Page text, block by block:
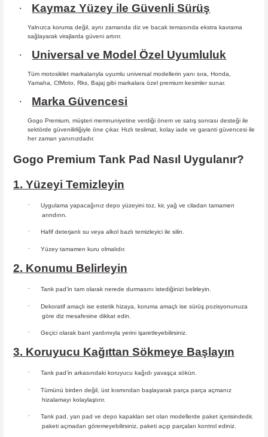
· Kaymaz Yüzey ile Güvenli Sürüş
Yalnızca koruma değil, aynı zamanda diz ve bacak temasında ekstra kavrama
sağlayarak virajlarda güveni artırır.
· Universal ve Model Özel Uyumluluk
Tüm motosiklet markalarıyla uyumlu universal modellerin yanı sıra, Honda,
Yamaha, CfMoto, Rks, Bajaj gibi markalara özel premium kesimler sunar.
· Marka Güvencesi
Gogo Premium, müşteri memnuniyetine verdiği önem ve satış sonrası desteği ile
sektörde güvenilirliğiyle öne çıkar. Hızlı teslimat, kolay iade ve garanti güvencesi ile
her zaman yanınızdadır.
Gogo Premium Tank Pad Nasıl Uygulanır?
1. Yüzeyi Temizleyin
·
Uygulama yapacağınız depo yüzeyini toz, kir, yağ ve ciladan tamamen
arındırın.
· Hafif deterjanlı su veya alkol bazlı temizleyici ile silin.
· Yüzey tamamen kuru olmalıdır.
2. Konumu Belirleyin
· Tank pad’in tam olarak nerede durmasını istediğinizi belirleyin.
· Dekoratif amaçlı ise estetik hizaya, koruma amaçlı ise sürüş pozisyonunuza
göre diz mesafesine dikkat edin.
· Geçici olarak bant yardımıyla yerini işaretleyebilirsiniz.
3. Koruyucu Kağıttan Sökmeye Başlayın
· Tank pad’in arkasındaki koruyucu kağıdı yavaşça sökün.
·
Tümünü birden değil, üst kısmından başlayarak parça parça açmanız
hizalamayı kolaylaştırır.
·
Tank pad, yan pad ve depo kapakları set olan modellerde paket içerisindedir,
paketi açmadan göremeyebilirsiniz, paketi açıp parçaları kontrol ediniz.